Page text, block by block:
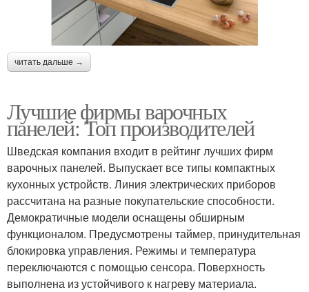
читать дальше →
Лучшие фирмы варочных
панелей: Топ производителей
Шведская компания входит в рейтинг лучших фирм
варочных панелей. Выпускает все типы компактных
кухонных устройств. Линия электрических приборов
рассчитана на разные покупательские способности.
Демократичные модели оснащены обширным
функционалом. Предусмотрены таймер, принудительная
блокировка управления. Режимы и температура
переключаются с помощью сенсора. Поверхность
выполнена из устойчивого к нагреву материала.